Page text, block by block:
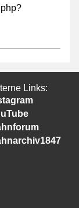
Links: